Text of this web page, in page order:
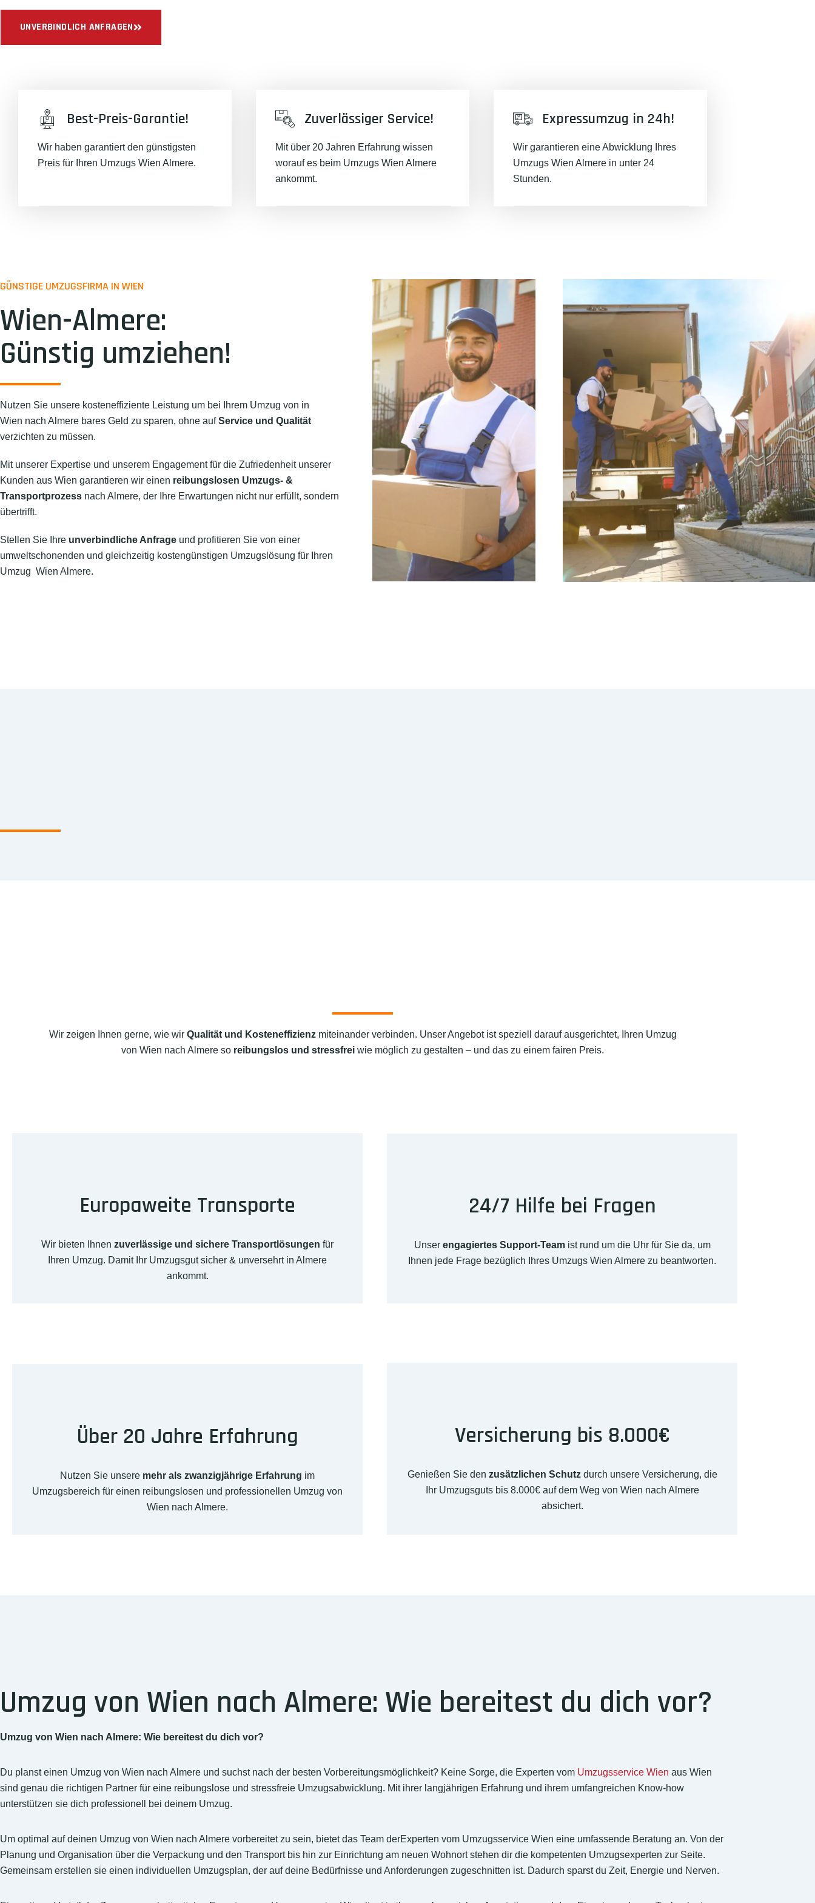
UNVERBINDLICH ANFRAGEN
Best-Preis-Garantie!
Wir haben garantiert den günstigsten
Preis für Ihren Umzugs Wien Almere.
Zuverlässiger Service!
Mit über 20 Jahren Erfahrung wissen
worauf es beim Umzugs Wien Almere
ankommt.
Expressumzug in 24h!
Wir garantieren eine Abwicklung Ihres
Umzugs Wien Almere in unter 24
Stunden.
GÜNSTIGE UMZUGSFIRMA IN WIEN
Wien-Almere:
Günstig umziehen!
Nutzen Sie unsere kosteneffiziente Leistung um bei Ihrem Umzug von in
Wien nach Almere bares Geld zu sparen, ohne aufService und Qualität
verzichten zu müssen.
Mit unserer Expertise und unserem Engagement für die Zufriedenheit unserer
Kunden aus Wien garantieren wir einen reibungslosen Umzugs- &
Transportprozess nach Almere, der Ihre Erwartungen nicht nur erfüllt, sondern
übertrifft.
Stellen Sie Ihre unverbindliche Anfrage und profitieren Sie von einer
umweltschonenden und gleichzeitig kostengünstigen Umzugslösung für Ihren
Umzug Wien Almere.
Wir zeigen Ihnen gerne, wie wir Qualität und Kosteneffizienzmiteinander verbinden. Unser Angebot ist speziell darauf ausgerichtet, Ihren Umzug
von Wien nach Almere so reibungslos und stressfrei wie möglich zu gestalten – und das zu einem fairen Preis.
Europaweite Transporte
Wir bieten Ihnen zuverlässige und sichere Transportlösungen für
Ihren Umzug. Damit Ihr Umzugsgut sicher & unversehrt in Almere
ankommt.
24/7 Hilfe bei Fragen
Unser engagiertes Support-Teamist rund um die Uhr für Sie da, um
Ihnen jede Frage bezüglich Ihres Umzugs Wien Almere zu beantworten.
Über 20 Jahre Erfahrung
Nutzen Sie unsere mehr als zwanzigjährige Erfahrung im
Umzugsbereich für einen reibungslosen und professionellen Umzug von
Wien nach Almere.
Versicherung bis 8.000€
Genießen Sie den zusätzlichen Schutzdurch unsere Versicherung, die
Ihr Umzugsguts bis 8.000€ auf dem Weg von Wien nach Almere
absichert.
Umzug von Wien nach Almere: Wie bereitest du dich vor?
Umzug von Wien nach Almere: Wie bereitest du dich vor?
Du planst einen Umzug von Wien nach Almere und suchst nach der besten Vorbereitungsmöglichkeit? Keine Sorge, die Experten vom Umzugsservice Wien aus Wien
sind genau die richtigen Partner für eine reibungslose und stressfreie Umzugsabwicklung. Mit ihrer langjährigen Erfahrung und ihrem umfangreichen Know-how
unterstützen sie dich professionell bei deinem Umzug.
Um optimal auf deinen Umzug von Wien nach Almere vorbereitet zu sein, bietet das Team derExperten vom Umzugsservice Wien eine umfassende Beratung an. Von der
Planung und Organisation über die Verpackung und den Transport bis hin zur Einrichtung am neuen Wohnort stehen dir die kompetenten Umzugsexperten zur Seite.
Gemeinsam erstellen sie einen individuellen Umzugsplan, der auf deine Bedürfnisse und Anforderungen zugeschnitten ist. Dadurch sparst du Zeit, Energie und Nerven.